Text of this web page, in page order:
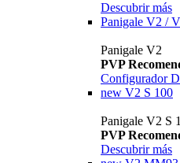
Descubrir más
Panigale V2 /
Panigale V2
PVP
Configurador
new V2 S 100
Panigale V2 S
PVP
Descubrir más